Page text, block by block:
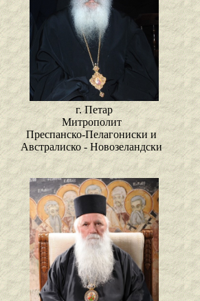
г. Петар
Митрополит
Преспанско-Пелагониски и
Австралиско - Новозеландски